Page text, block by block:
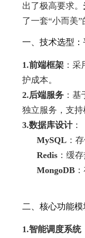
出了极高要求。
了一套“小而美”
一、技术选型
1.前端框架：采
护成本。
2.后端服务：基
独立服务，支持
3.数据库设计：
MySQL：
Redis：缓
MongoDB
二、核心功能
1.智能调度系统